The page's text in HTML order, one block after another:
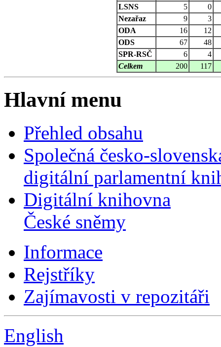
LSNS
5
0
Nezařaz
9
3
ODA
16
12
ODS
67
48
SPR-RSČ
6
4
Celkem
200 117
Hlavní menu
Přehled obsahu
Společná česko-
digitální parlamentní
Digitální knihovna
České sněmy
Informace
Rejstříky
Zajímavosti v repozitáři
English